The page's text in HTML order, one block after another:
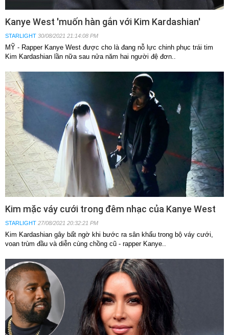
Kanye West 'muốn hàn gắn với Kim Kardashian'
STARLIGHT 30/08/2021 21:14:08 PM
MỸ - Rapper Kanye West được cho là đang nỗ lực chinh phục trái tim
Kim Kardashian lần nữa sau nửa năm hai người đệ đơn..
Kim mặc váy cưới trong đêm nhạc của Kanye West
STARLIGHT 27/08/2021 20:32:21 PM
Kim Kardashian gây bất ngờ khi bước ra sân khấu trong bộ váy cưới,
voan trùm đầu và diễn cùng chồng cũ - rapper Kanye..